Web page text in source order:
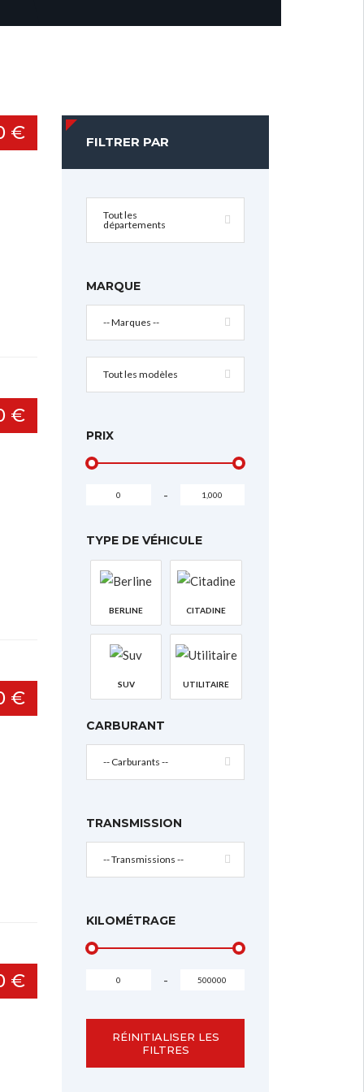
€
€
€
€
FILTRER PAR
Tout les
départements
MARQUE
-- Marques --
Tout les modèles
PRIX
-
TYPE DE VÉHICULE
BERLINE CITADINE
SUV UTILITAIRE
CARBURANT
-- Carburants --
TRANSMISSION
-- Transmissions --
KILOMÉTRAGE
-
RÉINITIALISER LES
FILTRES